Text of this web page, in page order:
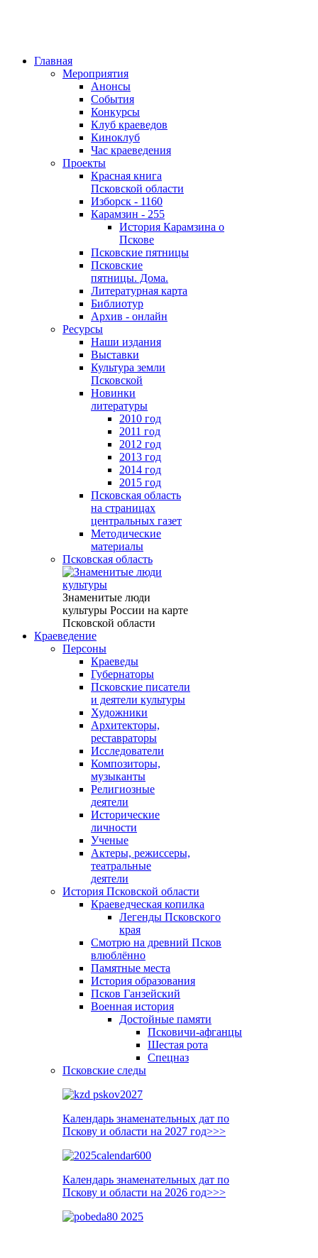
Главная
Мероприятия
Анонсы
События
Конкурсы
Клуб краеведов
Киноклуб
Час краеведения
Проекты
Красная книга
Псковской области
Изборск - 1160
Карамзин - 255
История Карамзина о
Пскове
Псковские пятницы
Псковские
пятницы. Дома.
Литературная карта
Библиотур
Архив - онлайн
Ресурсы
Наши издания
Выставки
Культура земли
Псковской
Новинки
литературы
2010 год
2011 год
2012 год
2013 год
2014 год
2015 год
Псковская область
на страницах
центральных газет
Методические
материалы
Псковская область
Знаменитые люди
культуры России на карте
Псковской области
Краеведение
Персоны
Краеведы
Губернаторы
Псковские писатели
и деятели культуры
Художники
Архитекторы,
реставраторы
Исследователи
Композиторы,
музыканты
Религиозные
деятели
Исторические
личности
Ученые
Актеры, режиссеры,
театральные
деятели
История Псковской области
Краеведческая копилка
Легенды Псковского
края
Смотрю на древний Псков
влюблённо
Памятные места
История образования
Псков Ганзейский
Военная история
Достойные памяти
Псковичи-афганцы
Шестая рота
Спецназ
Псковские следы
Календарь знаменательных дат по
Пскову и области на 2027 год>>>
Календарь знаменательных дат по
Пскову и области на 2026 год>>>